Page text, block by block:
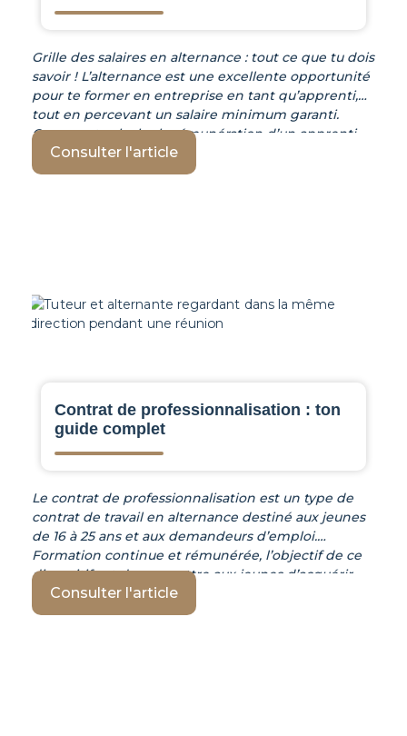
Grille des salaires en alternance : tout ce que tu dois
savoir ! L’alternance est une excellente opportunité
pour te former en entreprise en tant qu’apprenti,
tout en percevant un salaire minimum garanti.
Comment calculer la rémunération d’un apprenti
en 2025 ? Quelles dispositions légales déterminent
ton salaire brut en contrat d’apprentissage ou de
Consulter l'article
Contrat de professionnalisation : ton
guide complet
Le contrat de professionnalisation est un type de
contrat de travail en alternance destiné aux jeunes
de 16 à 25 ans et aux demandeurs d’emploi.
Formation continue et rémunérée, l’objectif de ce
dispositif est de permettre aux jeunes d’acquérir
une qualification professionnelle reconnue et de
favoriser l’insertion ou la réinsertion
Consulter l'article